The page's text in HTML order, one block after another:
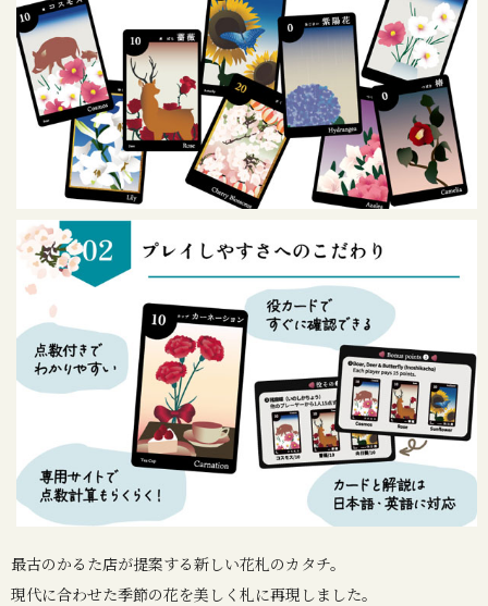
最古のかるた店が提案する新しい花札のカタチ。
現代に合わせた季節の花を美しく札に再現しました。